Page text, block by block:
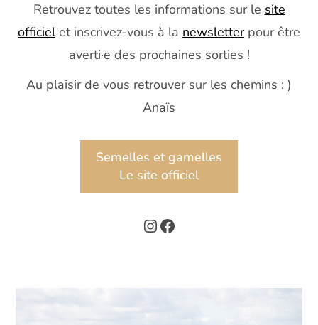
Retrouvez toutes les informations sur le site
officielet inscrivez-vous à la newsletterpour être
averti·e des prochaines sorties !
Au plaisir de vous retrouver sur les chemins : )
Anaïs
Semelles et gamelles
Le site officiel
Instagram
Facebook